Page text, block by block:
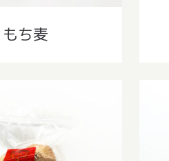
もち麦